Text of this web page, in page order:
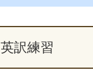
英訳練習